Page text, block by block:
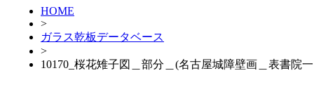
HOME
>
ガラス乾板データベース
>
10170_桜花雉子図＿部分＿(名古屋城障壁画＿表書院